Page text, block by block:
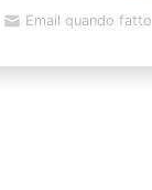
Email quando fatto